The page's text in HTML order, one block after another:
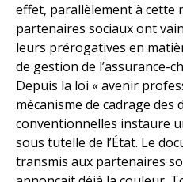
effet, parallèlement à cette
partenaires sociaux ont
leurs prérogatives en
de gestion de l’assurance-
Depuis la loi « avenir
mécanisme de cadrage des
conventionnelles instaure
sous tutelle de l’État. Le
transmis aux partenaires